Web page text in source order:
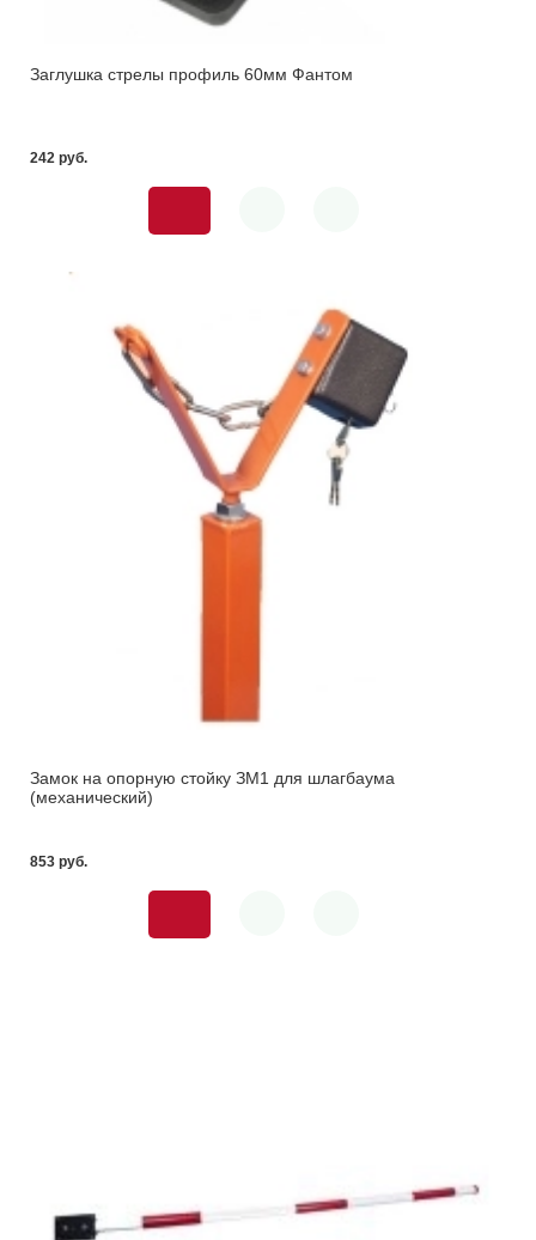
Заглушка стрелы профиль 60мм Фантом
242 pуб.
Замок на опорную стойку ЗМ1 для шлагбаума
(механический)
853 pуб.